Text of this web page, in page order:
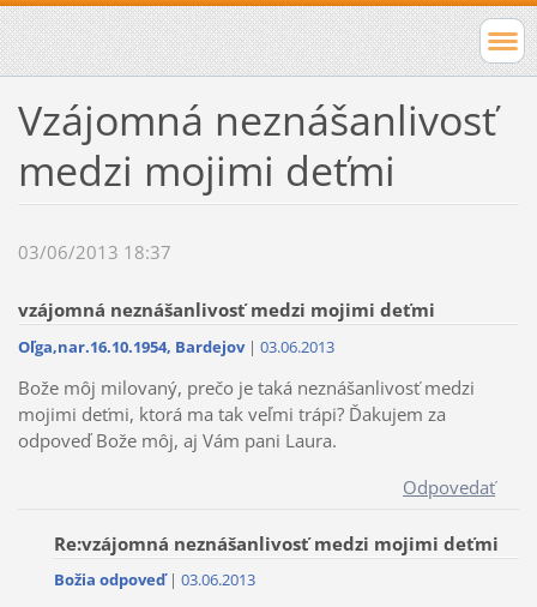
Vzájomná neznášanlivosť
medzi mojimi deťmi
03/06/2013 18:37
vzájomná neznášanlivosť medzi mojimi deťmi
Oľga,nar.16.10.1954, Bardejov| 03.06.2013
Bože môj milovaný, prečo je taká neznášanlivosť medzi
mojimi deťmi, ktorá ma tak veľmi trápi? Ďakujem za
odpoveď Bože môj, aj Vám pani Laura.
Odpovedať
Re:vzájomná neznášanlivosť medzi mojimi deťmi
Božia odpoveď| 03.06.2013